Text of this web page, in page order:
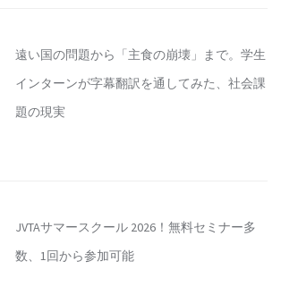
遠い国の問題から「主食の崩壊」まで。学生
インターンが字幕翻訳を通してみた、社会課
題の現実
JVTAサマースクール 2026！無料セミナー多
数、1回から参加可能